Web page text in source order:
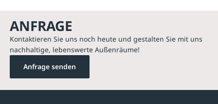
ANFRAGE
Kontaktieren Sie uns noch heute und gestalten Sie mit uns
nachhaltige, lebenswerte Außenräume!
Anfrage senden